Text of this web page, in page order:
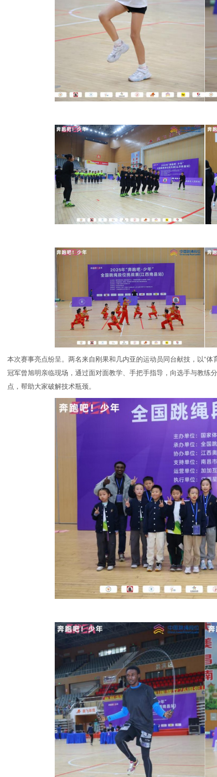
本次赛事亮点纷呈。两名来自刚果和几内亚的运动员同台献技，以“
冠军曾旭明亲临现场，通过面对面教学、手把手指导，向选手与教练
点，帮助大家破解技术瓶颈。